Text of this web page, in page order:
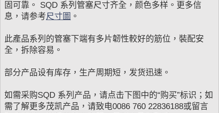
固可靠。 SQD 系列管塞尺寸齐全，颜色多样。更多信
息，请参考尺寸圖 。
此產品系列的管塞下端有多片韌性較好的筋位，裝配安
全，拆除容易。
部分产品设有库存，生产周期短，发货迅速。
如需采购SQD 系列产品，请点击下图中的“购买”标识；如
需了解更多茂凯产品，请致电0086 760 22836188或留言